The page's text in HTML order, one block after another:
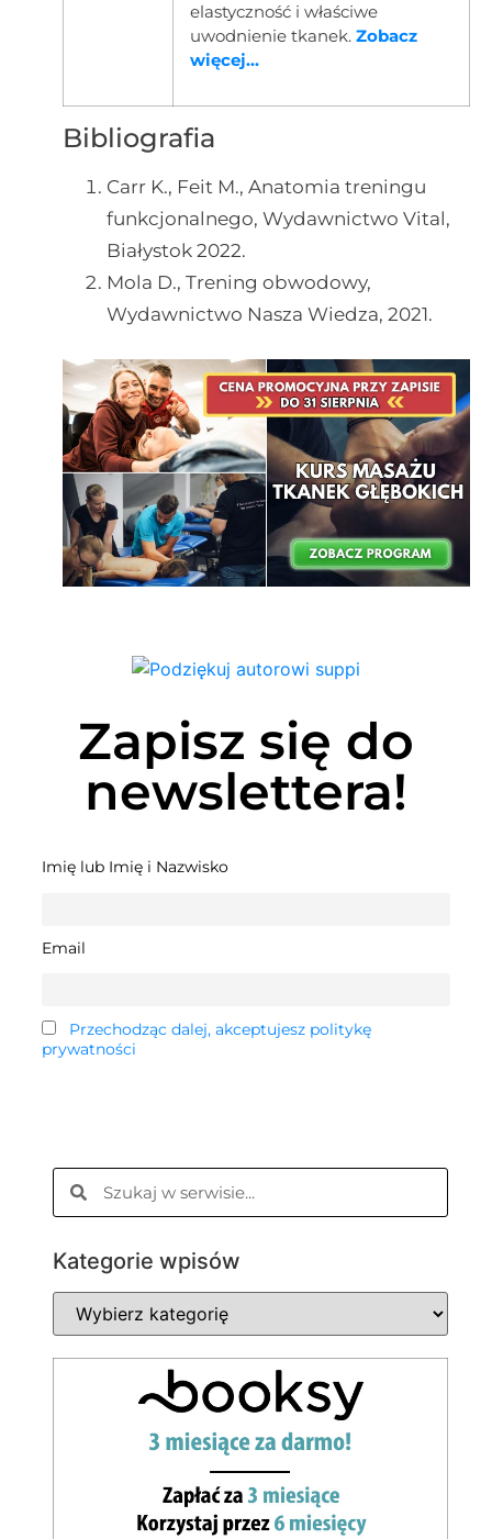
elastyczność i właściwe
uwodnienie tkanek. Zobacz
więcej...
Bibliografia
Carr K., Feit M., Anatomia treningu
funkcjonalnego, Wydawnictwo Vital,
Białystok 2022.
Mola D., Trening obwodowy,
Wydawnictwo Nasza Wiedza, 2021.
Zapisz się do
newslettera!
Imię lub Imię i Nazwisko
Email
Przechodząc dalej, akceptujesz politykę
prywatności
Kategorie wpisów